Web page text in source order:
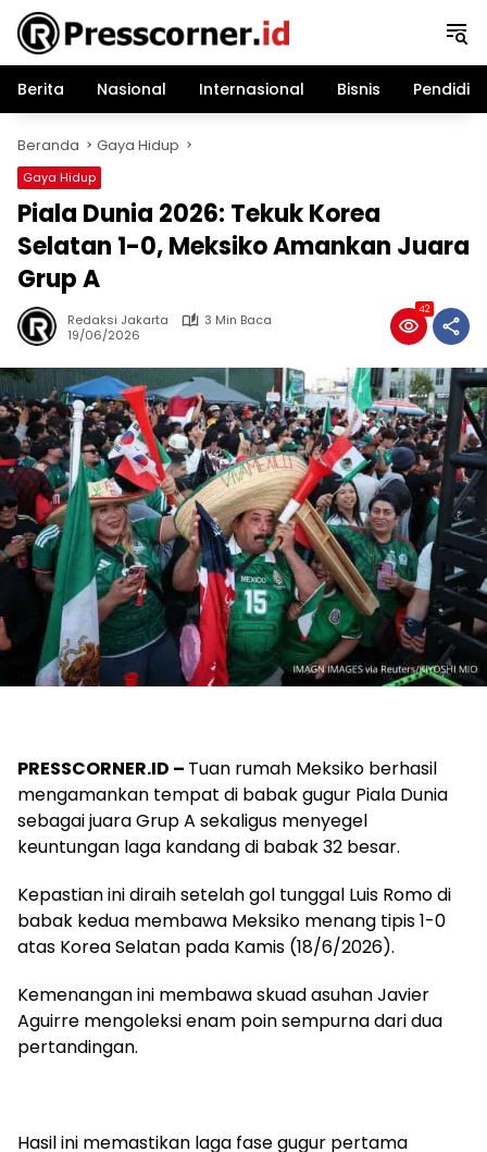
Langsung
konten
Berita
Nasional Internasional Bisnis
Beranda Gaya Hidup
Gaya Hidup
Piala Dunia 2026: Tekuk Korea
Selatan 1-0, Meksiko Amankan Juara
Grup A
Redaksi Jakarta
3 Min Baca
19/06/2026
42
PRESSCORNER.ID – Tuan rumah Meksiko berhasil
mengamankan tempat di babak gugur Piala Dunia
sebagai juara Grup A sekaligus menyegel
keuntungan laga kandang di babak 32 besar.
Kepastian ini diraih setelah gol tunggal Luis Romo di
babak kedua membawa Meksiko menang tipis 1-0
atas Korea Selatan pada Kamis (18/6/2026).
Kemenangan ini membawa skuad asuhan Javier
Aguirre mengoleksi enam poin sempurna dari dua
pertandingan.
Hasil ini memastikan laga fase gugur pertama